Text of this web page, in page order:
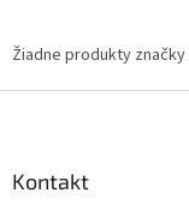
Žiadne produkty značky
Kontakt